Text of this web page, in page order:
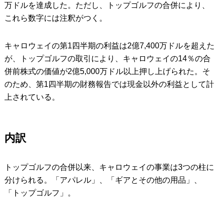
万ドルを達成した。ただし、トップゴルフの合併により、
これら数字には注釈がつく。
キャロウェイの第1四半期の利益は2億7,400万ドルを超えた
が、トップゴルフの取引により、キャロウェイの14％の合
併前株式の価値が2億5,000万ドル以上押し上げられた。そ
のため、第1四半期の財務報告では現金以外の利益として計
上されている。
内訳
トップゴルフの合併以来、キャロウェイの事業は3つの柱に
分けられる。「アパレル」、「ギアとその他の用品」、
「トップゴルフ」。